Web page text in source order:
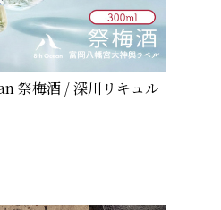
祭梅酒 / 深川リキュル